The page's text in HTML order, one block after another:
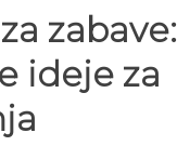
zabave:
ideje za